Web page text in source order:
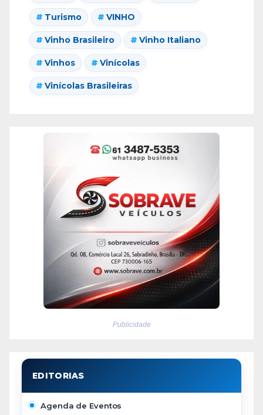
Turismo VINHO
Vinho Brasileiro Vinho Italiano
Vinhos Vinícolas
Vinícolas Brasileiras
Publicidade
Agenda de Eventos